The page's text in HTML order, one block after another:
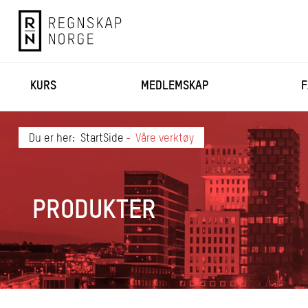
KURS MEDLEMSKAP
Du er her: StartSide Våre verktøy
PRODUKTER